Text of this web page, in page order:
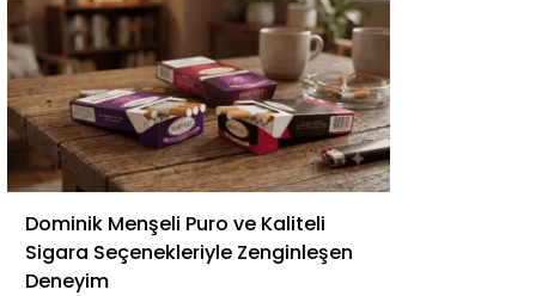
Dominik Menşeli Puro ve Kaliteli
Sigara Seçenekleriyle Zenginleşen
Deneyim
Adana
Adıyaman
Afyonkarahisar